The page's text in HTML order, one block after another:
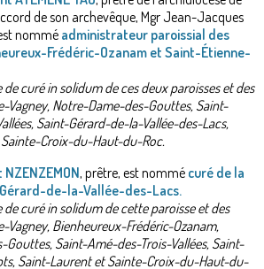
de son archevêque, Mgr Jean-Jacques
nommé administrateur paroissial des
Frédéric-Ozanam et Saint-Étienne-
curé in solidum de ces deux paroisses et des
Vagney, Notre-Dame-des-Gouttes, Saint-
Saint-Gérard-de-la-Vallée-des-Lacs,
Croix-du-Haut-du-Roc.
NZENZEMON, prêtre, est nommé curé de la
de-la-Vallée-des-Lacs.
de curé in solidum de cette paroisse et des
Vagney, Bienheureux-Frédéric-Ozanam,
Saint-Amé-des-Trois-Vallées, Saint-
Saint-Laurent et Sainte-Croix-du-Haut-du-